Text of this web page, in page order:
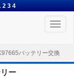
2 3 4
Toggle
バッテリー交換
ー